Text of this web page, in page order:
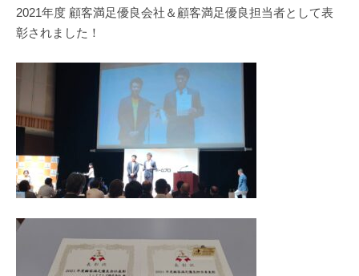
2021年度 顧客満足優良会社＆顧客満足優良担当者として表
彰されました！